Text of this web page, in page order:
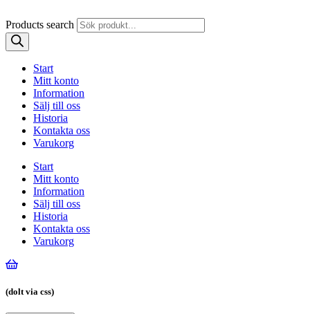
Products search
Start
Mitt konto
Information
Sälj till oss
Historia
Kontakta oss
Varukorg
Start
Mitt konto
Information
Sälj till oss
Historia
Kontakta oss
Varukorg
(dolt via css)